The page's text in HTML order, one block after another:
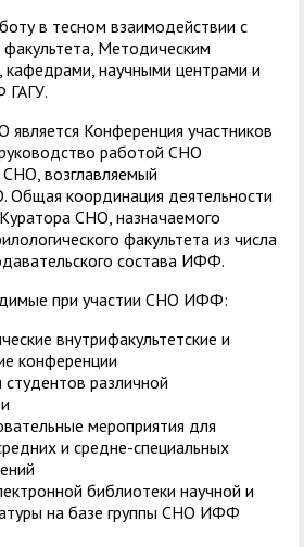
в тесном взаимодействии с
Методическим
кафедрами, научными центрами и
ГАГУ.
Конференция участников
работой СНО
возглавляемый
координация деятельности
СНО, назначаемого
факультета из числа
состава ИФФ.
при участии СНО ИФФ:
внутрифакультетские и
конференции
различной
мероприятия для
и средне-специальных
библиотеки научной и
на базе группы СНО ИФФ